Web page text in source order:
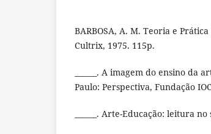
BARBOSA, A. M. Teoria e
Cultrix, 1975. 115p.
______. A imagem do ensino da
Paulo: Perspectiva, Fundação
______. Arte-Educação: leitura